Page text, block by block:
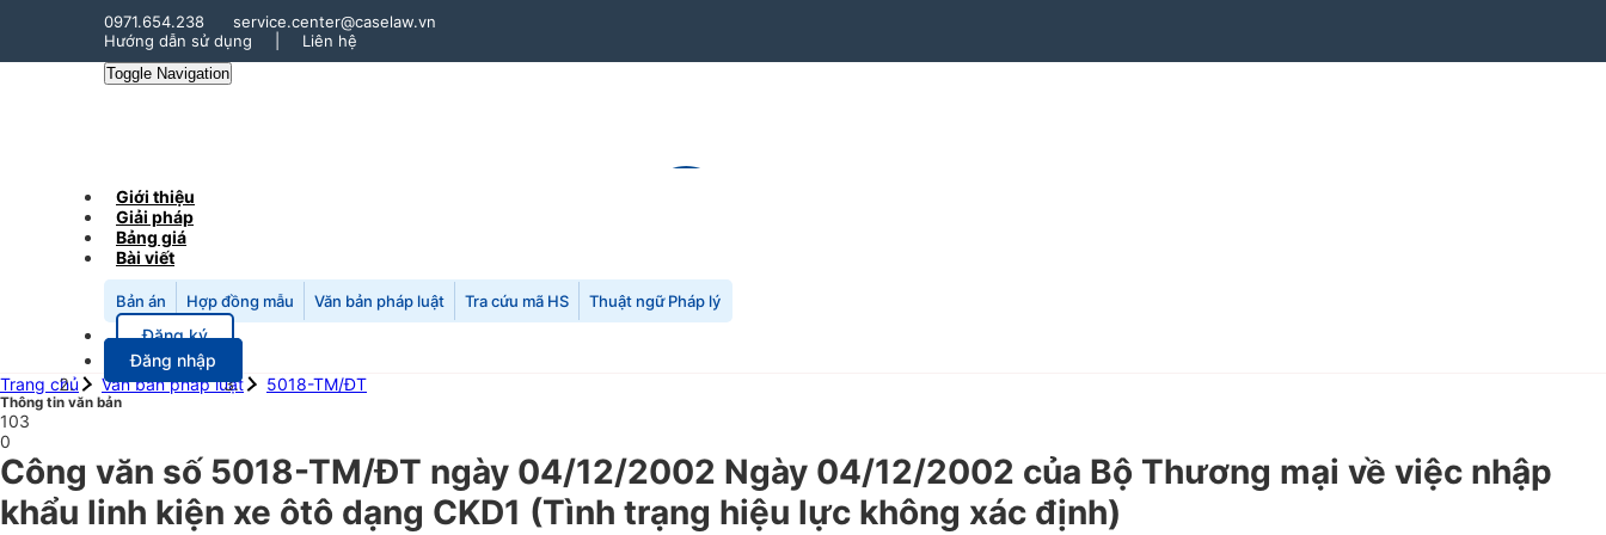
0971.654.238
service.center@caselaw.vn
Hướng dẫn sử dụng
Liên hệ
Toggle Navigation
Giới thiệu
Giải pháp
Bảng giá
Bài viết
Bản án Hợp đồng mẫu Văn bản pháp luật Tra cứu mã HS Thuật ngữ Pháp lý
Đăng ký
Đăng nhập
Trang chủ
Văn bản pháp luật 5018-TM/ĐT
Thông tin văn bản
103
0
Công văn số 5018-TM/ĐT ngày 04/12/2002 Ngày 04/12/2002 của Bộ Thương mại về việc nhập
khẩu linh kiện xe ôtô dạng CKD1 (Tình trạng hiệu lực không xác định)